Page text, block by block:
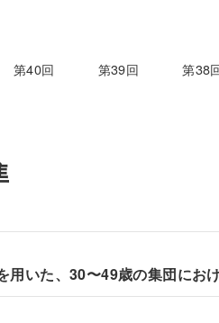
第40回 第39回 第38
いた、30〜49歳の集団にお